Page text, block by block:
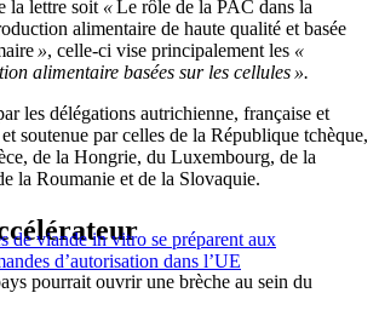
la lettre soit «Le rôle de la PAC dans la
alimentaire de haute qualité et basée
», celle-ci vise principalement les «
alimentaire basées sur les cellules ».
les délégations autrichienne, française et
soutenue par celles de la République tchèque,
de la Hongrie, du Luxembourg, de la
la Roumanie et de la Slovaquie.
de viande in vitro se préparent aux
d’autorisation dans l’UE
pourrait ouvrir une brèche au sein du